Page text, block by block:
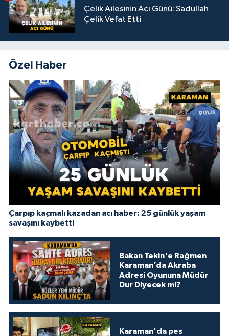
Çelik Ailesinin Acı Günü: Sadullah
Çelik Vefat Etti
Özel Haber
Çarpıp kaçmalı kazadan acı haber: 25 günlük yaşam
savaşını kaybetti
Bakan Tekin'e Rağmen
Karaman’da Akraba
Adresi Oyununa Müdür
Dur Diyecek mi?
Karaman'da pes